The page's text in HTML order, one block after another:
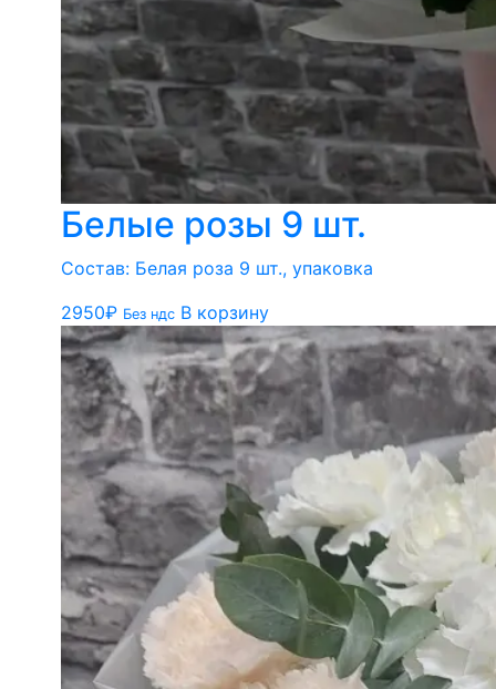
Белые розы 9 шт.
Состав: Белая роза 9 шт., упаковка
2950₽ Без ндс В корзину